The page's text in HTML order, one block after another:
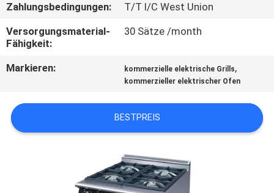
SIE
MIT
VERBINDUNG
NACHRICHTEN
Zahlungsbedingungen:
T/T l/C West Union
Versorgungsmaterial-
Fähigkeit:
30 Sätze /month
Markieren: kommerzielle elektrische Grills,
kommerzieller elektrischer Ofen
BESTPREIS